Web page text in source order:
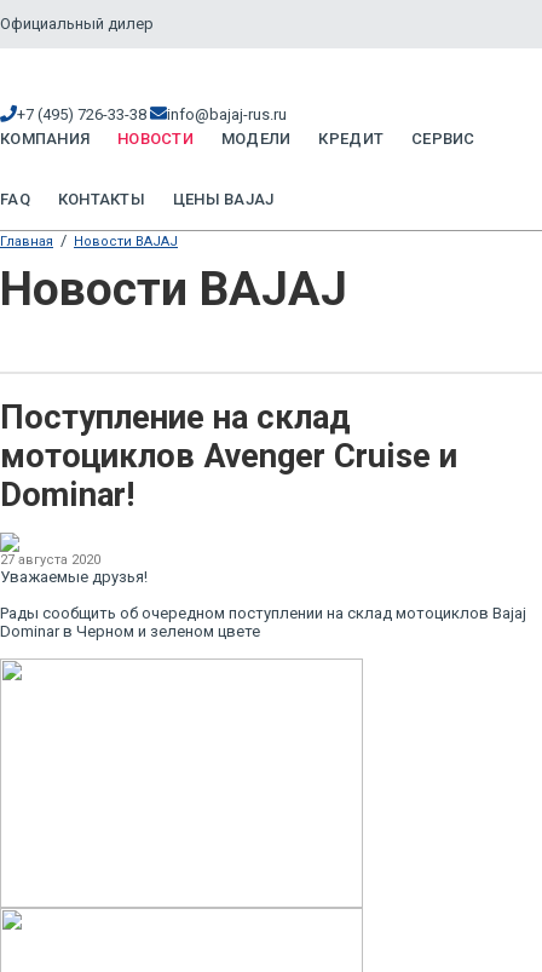
Официальный дилер
+7 (495) 726-33-38
info@bajaj-rus.ru
КОМПАНИЯ
НОВОСТИ МОДЕЛИ КРЕДИТ СЕРВИС
FAQ КОНТАКТЫ ЦЕНЫ BAJAJ
Главная / Новости BAJAJ
Новости BAJAJ
Поступление на склад
мотоциклов Avenger Cruise и
Dominar!
27 августа 2020
Уважаемые друзья!
Рады сообщить об очередном поступлении на склад мотоциклов Bajaj
Dominar в Черном и зеленом цвете